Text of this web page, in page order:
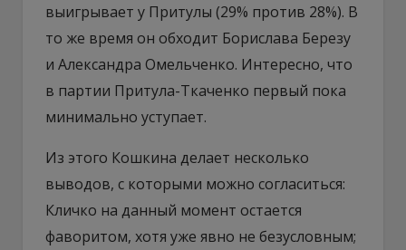
выигрывает у Притулы (29% против 28%). В
то же время он обходит Борислава Березу
и Александра Омельченко. Интересно, что
в партии Притула-Ткаченко первый пока
минимально уступает.
Из этого Кошкина делает несколько
выводов, с которыми можно согласиться:
Кличко на данный момент остается
фаворитом, хотя уже явно не безусловным;